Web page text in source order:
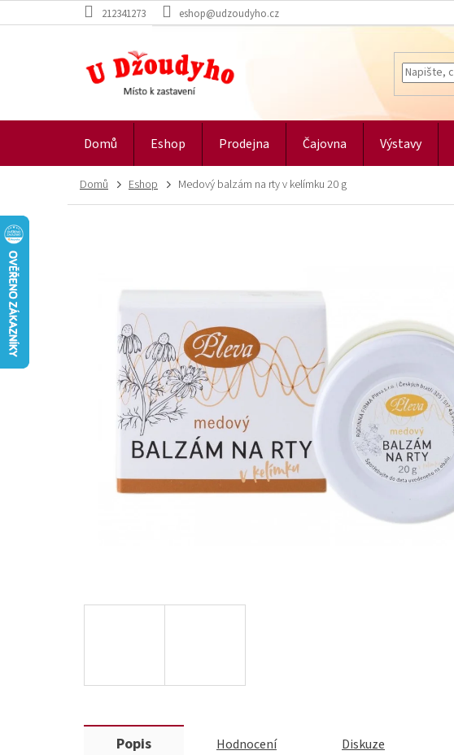
na
212341273 eshop@udzoudyho.cz
Domů Eshop Prodejna Čajovna Výstavy
Domů Eshop Medový balzám na rty v kelímku 20 g
Popis Hodnocení Diskuze